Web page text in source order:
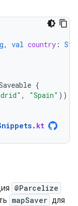
, val country :
{
, "Spain" ))
. kt
@Parcelize
mapSaver для